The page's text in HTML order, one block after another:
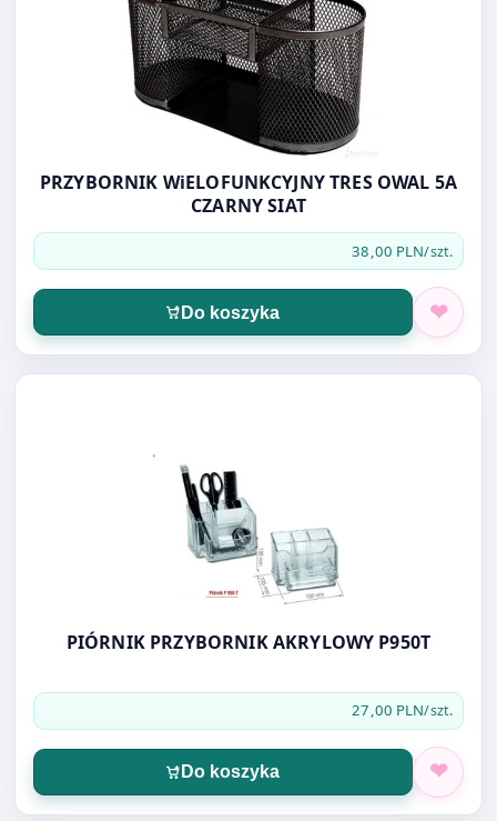
PRZYBORNIK WiELOFUNKCYJNY TRES OWAL 5A
CZARNY SIAT
38,00 PLN/szt.
Do koszyka
Otwórz produkt: PIÓRNIK PRZYBORNIK AKRYLOWY
PIÓRNIK PRZYBORNIK AKRYLOWY P950T
27,00 PLN/szt.
Do koszyka